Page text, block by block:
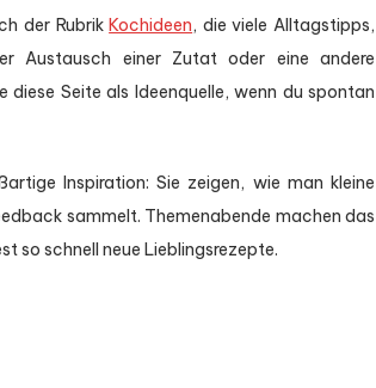
der RubrikKochideen, die viele Alltagstipps,
Austausch einer Zutat oder eine andere
Seite als Ideenquelle, wenn du spontan
Inspiration: Sie zeigen, wie man kleine
sammelt. Themenabende machen das
so schnell neue Lieblingsrezepte.